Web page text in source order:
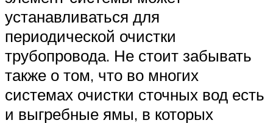
устанавливаться для
периодической очистки
трубопровода. Не стоит забывать
также о том, что во многих
системах очистки сточных вод есть
и выгребные ямы, в которых